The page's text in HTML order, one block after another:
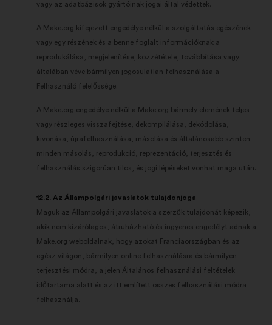
vagy az adatbázisok gyártóinak jogai által védettek.
A Make.org kifejezett engedélye nélkül a szolgáltatás egészének
vagy egy részének és a benne foglalt információknak a
reprodukálása, megjelenítése, közzététele, továbbítása vagy
általában véve bármilyen jogosulatlan felhasználása a
Felhasználó felelőssége.
A Make.org engedélye nélkül a Make.org bármely elemének teljes
vagy részleges visszafejtése, dekompilálása, dekódolása,
kivonása, újrafelhasználása, másolása és általánosabb szinten
minden másolás, reprodukció, reprezentáció, terjesztés és
felhasználás szigorúan tilos, és jogi lépéseket vonhat maga után.
12.2. Az Állampolgári javaslatok tulajdonjoga
Maguk az Állampolgári javaslatok a szerzők tulajdonát képezik,
akik nem kizárólagos, átruházható és ingyenes engedélyt adnak a
Make.org weboldalnak, hogy azokat Franciaországban és az
egész világon, bármilyen online felhasználásra és bármilyen
terjesztési módra, a jelen Általános felhasználási feltételek
időtartama alatt és az itt említett összes felhasználási módra
felhasználja.